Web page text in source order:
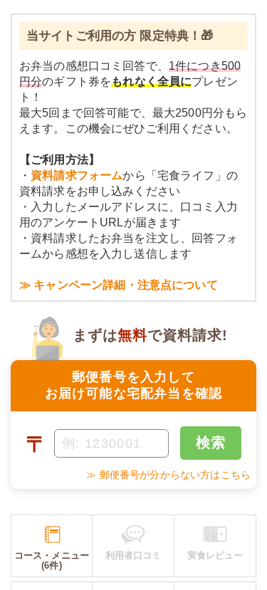
当サイトご利用の方 限定特典！🎁
お弁当の感想口コミ回答で、 1件につき500
円分のギフト券をもれなく全員にプレゼン
ト！
最大5回まで回答可能で、最大2500円分もら
えます。この機会にぜひご利用ください。
【ご利用方法】
・ 資料請求フォームから「宅食ライフ」の
資料請求をお申し込みください
・入力したメールアドレスに、口コミ入力
用のアンケートURLが届きます
・資料請求したお弁当を注文し、回答フォ
ームから感想を入力し送信します
≫ キャンペーン詳細・注意点について
郵便番号を入力して
お届け可能な宅配弁当を確認
まずは無料で資料請求!
〒 検索
≫ 郵便番号が分からない方はこちら
コース・メニュー
(6件)
利用者口コミ 実食レビュー